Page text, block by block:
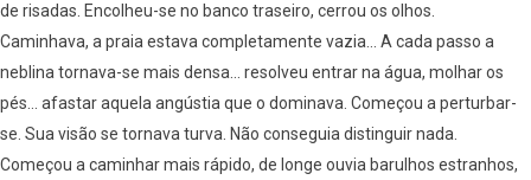
de risadas. Encolheu-se no banco traseiro, cerrou os olhos.
Caminhava, a praia estava completamente vazia… A cada passo a
neblina tornava-se mais densa… resolveu entrar na água, molhar os
pés… afastar aquela angústia que o dominava. Começou a perturbar-
se. Sua visão se tornava turva. Não conseguia distinguir nada.
Começou a caminhar mais rápido, de longe ouvia barulhos estranhos,